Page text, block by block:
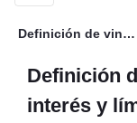
Definición de vinculado, conflicto de interés y límites de exposición y concentración de riesgos para los Conglomerados Financieros
Definición
interés y